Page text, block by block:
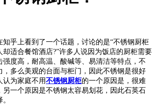
乎上看到了一个话题，讨论的是“不锈钢厨柜
却适合餐馆酒店?”许多人说因为饭店的厨柜需要
强度高，耐高温、酸碱等、易清洁等特点，不
，多么美观的台面与柜门，因此不锈钢是很好
认为家庭不用不锈钢厨柜的一个原因是，很难
另一个原因是不锈钢太容易划花，因此石英石